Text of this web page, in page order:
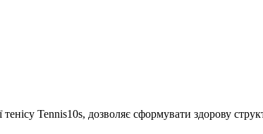
Tennis10s, дозволяє сформувати здорову